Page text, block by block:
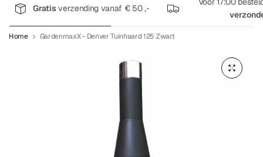
op
Gratisverzending vanaf € 50 ,-
Home GardenmaxX - Denver Tuinhaard 125 Zwart